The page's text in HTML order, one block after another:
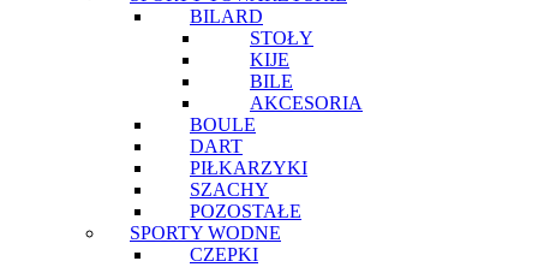
BILARD
STOŁY
KIJE
BILE
AKCESORIA
BOULE
DART
PIŁKARZYKI
SZACHY
POZOSTAŁE
SPORTY WODNE
CZEPKI